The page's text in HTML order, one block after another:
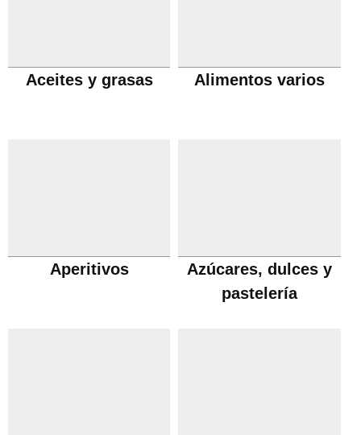
Aceites y grasas Alimentos varios
Aperitivos
Azúcares, dulces y
pastelería